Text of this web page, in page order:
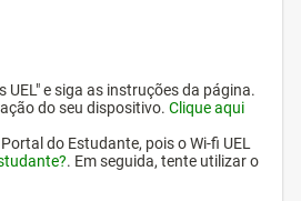
e siga as instruções da página.
do seu dispositivo. Clique aqui
do Estudante, pois o Wi-fi UEL
. Em seguida, tente utilizar o